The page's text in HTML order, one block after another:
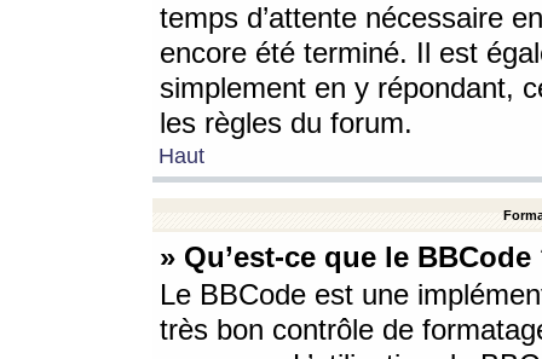
temps d’attente nécessaire
encore été terminé. Il est
simplement en y répondant,
les règles du forum.
Haut
» Qu’est-ce que le BBCode
Le BBCode est une
très bon contrôle de